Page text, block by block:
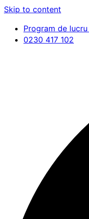
Skip to content
Program de
0230 417 102